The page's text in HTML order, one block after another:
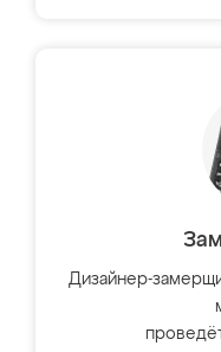
Дизайнер-